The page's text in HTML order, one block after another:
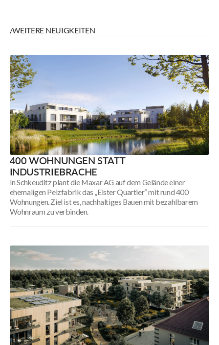
/WEITERE NEUIGKEITEN
400 WOHNUNGEN STATT
INDUSTRIEBRACHE
In Schkeuditz plant die Maxar AG auf dem Gelände einer
ehemaligen Pelzfabrik das „Elster Quartier“ mit rund 400
Wohnungen. Ziel ist es, nachhaltiges Bauen mit bezahlbarem
Wohnraum zu verbinden.
statt
Industriebrache
Schkeuditz